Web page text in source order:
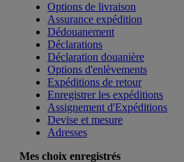
Options de livraison
Assurance expédition
Dédouanement
Déclarations
Déclaration douanière
Options d'enlèvements
Expéditions de retour
Enregistrer les expéditions
Assignement d'Expéditions
Devise et mesure
Adresses
Mes choix enregistrés